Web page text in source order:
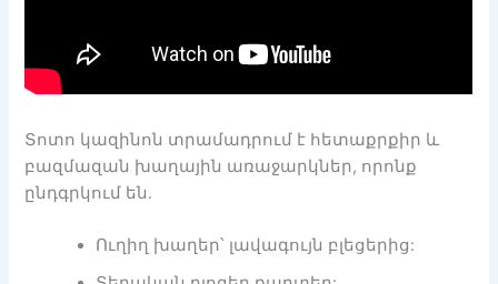
Տոտո կազինոն տրամադրում է հետաքրքիր և
բազմազան խաղային առաջարկներ, որոնք
ընդգրկում են.
Ուղիղ խաղեր՝ լավագույն բլեցերից: